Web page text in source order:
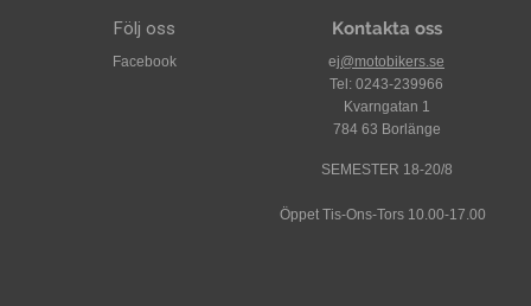
Följ oss
Facebook
Kontakta oss
ej@motobikers.se
Tel: 0243-239966
Kvarngatan 1
784 63 Borlänge
SEMESTER 18-20/8
Öppet Tis-Ons-Tors 10.00-17.00